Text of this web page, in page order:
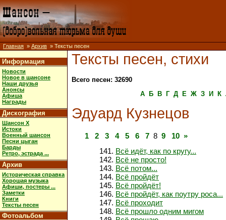
Главная » Архив » Тексты песен
Информация
Новости
Новое в шансоне
Наши друзья
Анонсы
Афиша
Награды
Дискография
Шансон X
Истоки
Военный шансон
Песни цыган
Барды
Ретро, эстрада ...
Архив
Историческая справка
Хорошая музыка
Афиши, постеры ...
Заметки
Книги
Тексты песен
Фотоальбом
Тексты песен, стихи
Всего песен: 32690
А
Б В Г Д Е Ж З И К
Эдуард Кузнецов
1 2 3 4 5 6 7 8 9 10 »
Всё идёт, как по кругу...
Всё не просто!
Всё потом...
Всё пройдёт
Всё пройдёт!
Всё пройдёт, как поутру роса...
Всё проходит
Всё прошло одним мигом